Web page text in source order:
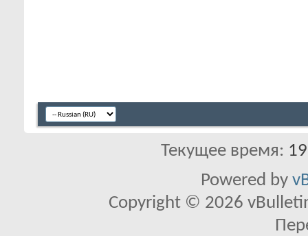
Текущее время:
Powered by
Copyright © 2026